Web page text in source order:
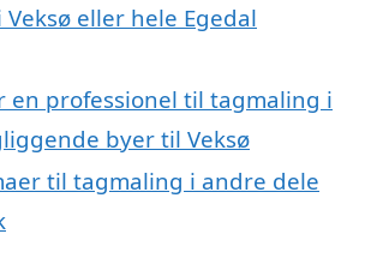
eller hele Egedal
en professionel til tagmaling i
byer til Veksø
til tagmaling i andre dele